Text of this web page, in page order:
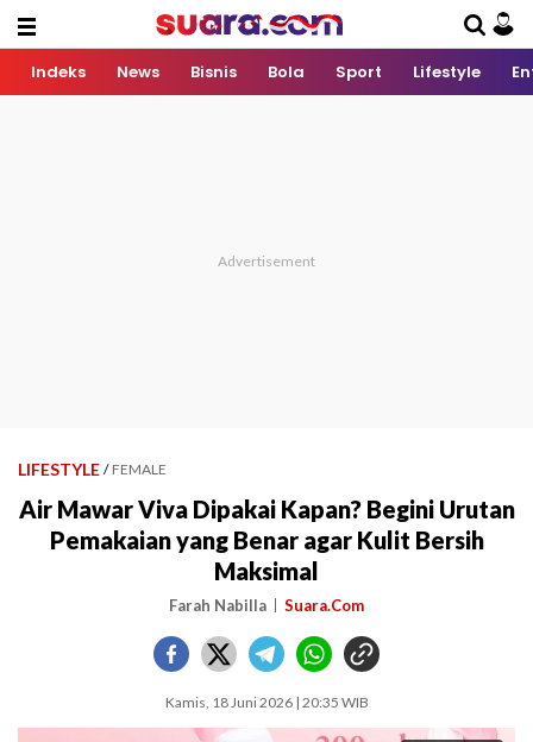
Indeks News Bisnis Bola Sport Lifestyle
LIFESTYLE / FEMALE
Air Mawar Viva Dipakai Kapan? Begini Urutan
Pemakaian yang Benar agar Kulit Bersih
Maksimal
Farah Nabilla Suara.Com
Kamis, 18 Juni 2026 | 20:35 WIB